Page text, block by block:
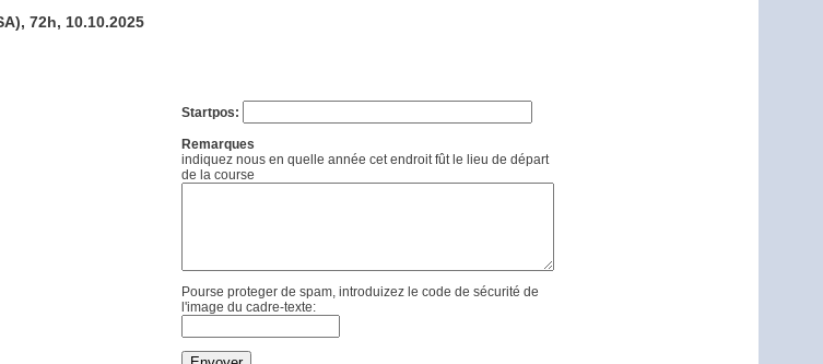
72h, 10.10.2025
Startpos:
Remarques
indiquez nous en quelle année cet endroit fût le lieu de départ
de la course
Pourse proteger de spam, introduizez le code de sécurité de
l'image du cadre-texte: